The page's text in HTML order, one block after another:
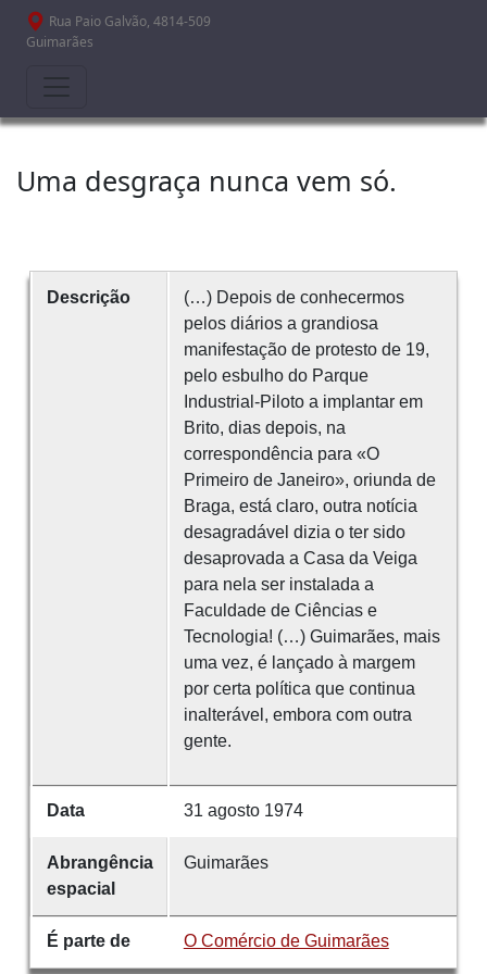
Passar para o conteúdo principal
Rua Paio Galvão, 4814-509
Guimarães
Uma desgraça nunca vem só.
Descrição
(…) Depois de conhecermos
pelos diários a grandiosa
manifestação de protesto de 19,
pelo esbulho do Parque
Industrial-Piloto a implantar em
Brito, dias depois, na
correspondência para «O
Primeiro de Janeiro», oriunda de
Braga, está claro, outra notícia
desagradável dizia o ter sido
desaprovada a Casa da Veiga
para nela ser instalada a
Faculdade de Ciências e
Tecnologia! (…) Guimarães, mais
uma vez, é lançado à margem
por certa política que continua
inalterável, embora com outra
gente.
Data 31 agosto 1974
Abrangência
espacial
Guimarães
É parte de O Comércio de Guimarães